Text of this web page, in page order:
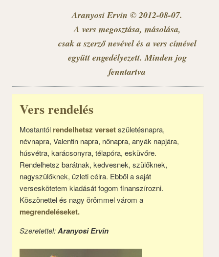
Aranyosi Ervin © 2012-08-07.
A vers megosztása, másolása,
csak a szerző nevével és a vers címével
együtt engedélyezett. Minden jog
fenntartva
Vers rendelés
Mostantól rendelhetsz versetszületésnapra,
névnapra, Valentin napra, nőnapra, anyák napjára,
húsvétra, karácsonyra, télapóra, esküvőre.
Rendelhetsz barátnak, kedvesnek, szülőknek,
nagyszülőknek, üzleti célra. Ebből a saját
verseskötetem kiadását fogom finanszírozni.
Köszönettel és nagy örömmel várom a
megrendeléseket.
Szeretettel:Aranyosi Ervin